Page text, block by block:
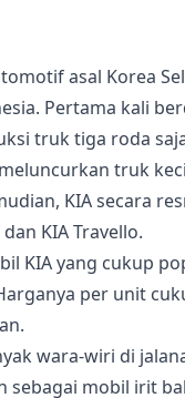
asal Korea
Pertama kali
truk tiga roda
truk
KIA secara
KIA Travello.
KIA yang cukup
per unit
wara-wiri di
sebagai mobil irit